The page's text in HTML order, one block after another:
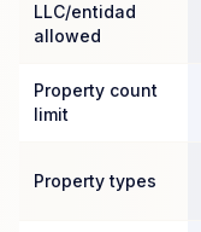
LLC/entidad
allowed
Property count
limit
Property types